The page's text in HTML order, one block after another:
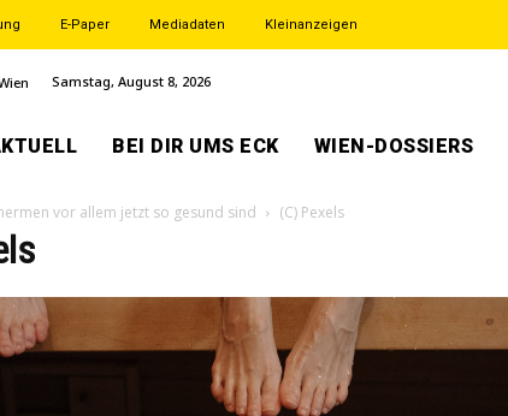
E-Paper Mediadaten Kleinanzeigen
Samstag, August 8, 2026
BEI DIR UMS ECK WIEN-DOSSIERS
vor allem jetzt so gesund sind (C) Pexels